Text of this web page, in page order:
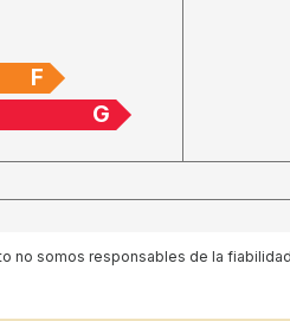
F
G
no somos responsables de la